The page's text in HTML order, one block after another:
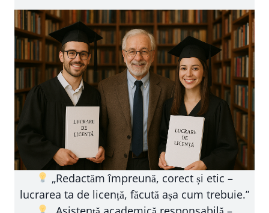
„Redactăm împreună, corect și etic –
lucrarea ta de licență, făcută așa cum trebuie.”